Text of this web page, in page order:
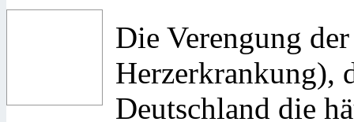
Die Verengung
Herzerkrankung),
Deutschland die